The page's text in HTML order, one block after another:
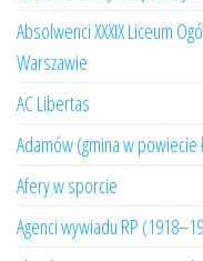
Absolwenci XXXIX Liceum
Warszawie
AC Libertas
Adamów (gmina w powiecie
Afery w sporcie
Agenci wywiadu RP